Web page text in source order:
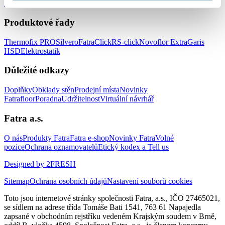
zařízeníPodlahy do prodejen
Produktové řady
Thermofix PROSilveroFatraClickRS-clickNovoflor ExtraGaris
HSDElektrostatik
Důležité odkazy
DoplňkyObklady stěnProdejní místaNovinky
FatrafloorPoradnaUdržitelnostVirtuální návrhář
Fatra a.s.
O násProdukty FatraFatra e-shopNovinky FatraVolné
poziceOchrana oznamovatelůEtický kodex a Tell us
Designed by 2FRESH
SitemapOchrana osobních údajůNastavení souborů cookies
Toto jsou internetové stránky společnosti Fatra, a.s., IČO 27465021,
se sídlem na adrese třída Tomáše Bati 1541, 763 61 Napajedla
zapsané v obchodním rejstříku vedeném Krajským soudem v Brně,